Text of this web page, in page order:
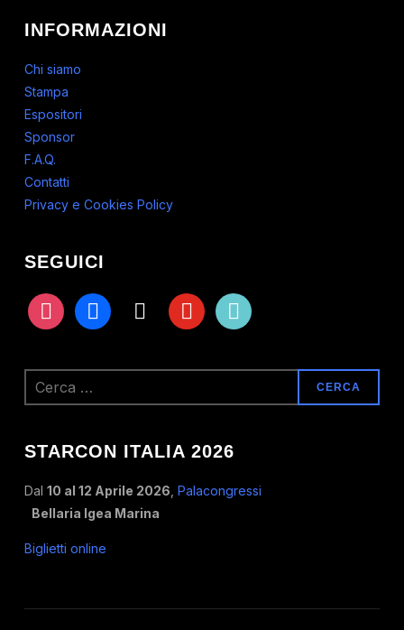
INFORMAZIONI
Chi siamo
Stampa
Espositori
Sponsor
F.A.Q.
Contatti
Privacy e Cookies Policy
SEGUICI
instagramfacebook youtubetiktok
Ricerca
per:
STARCON ITALIA 2026
Dal 10 al 12 Aprile 2026 Palacongressi
Bellaria Igea Marina
Biglietti online